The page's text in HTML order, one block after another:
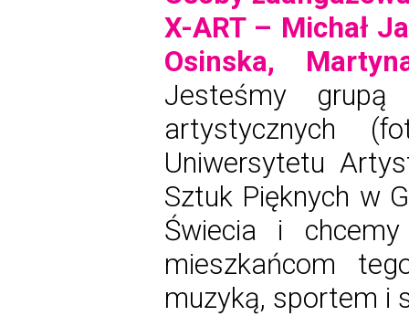
X-ART – Michał
Osinska,
Jesteśmy grupą
artystycznych
Uniwersytetu
Sztuk Pięknych w
Świecia i
mieszkańcom
muzyką, sportem i